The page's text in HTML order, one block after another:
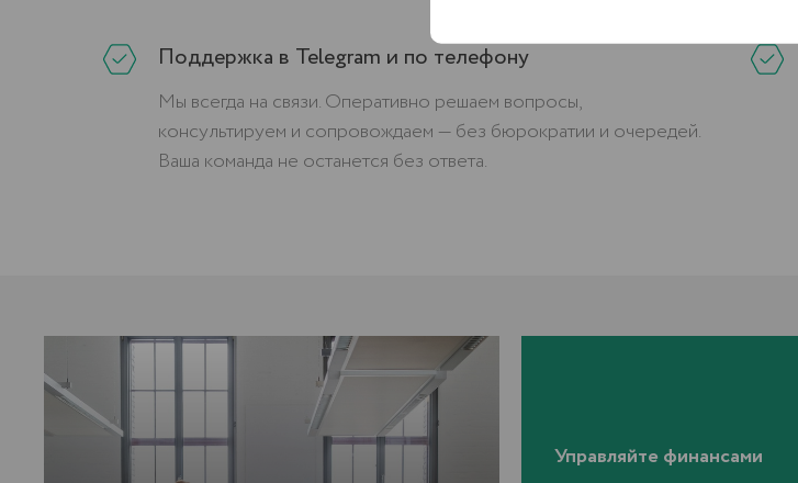
Поддержка в Telegram и по телефону
Мы всегда на связи. Оперативно решаем вопросы,
консультируем и сопровождаем — без бюрократии и очередей.
Ваша команда не останется без ответа.
Управляйте финансами